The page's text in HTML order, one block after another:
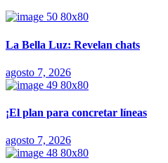
La Bella Luz: Revelan chats
agosto 7, 2026
¡El plan para concretar líneas
agosto 7, 2026